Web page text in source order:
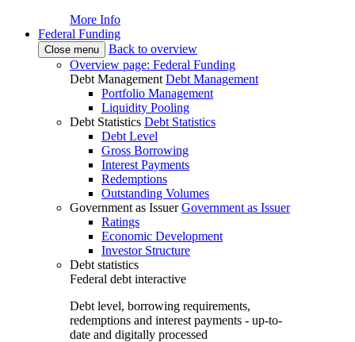
More Info
Federal Funding
Close menu
Back to overview
Overview page: Federal Funding
Debt Management Debt Management
Portfolio Management
Liquidity Pooling
Debt Statistics Debt Statistics
Debt Level
Gross Borrowing
Interest Payments
Redemptions
Outstanding Volumes
Government as Issuer Government as Issuer
Ratings
Economic Development
Investor Structure
Debt statistics
Federal debt interactive
Debt level, borrowing requirements,
redemptions and interest payments - up-to-
date and digitally processed